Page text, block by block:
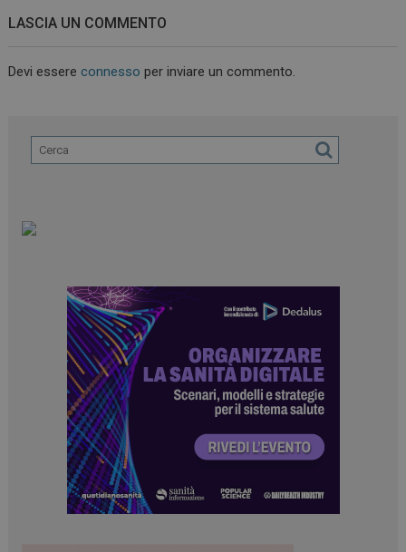
LASCIA UN COMMENTO
Devi essereconnesso per inviare un commento.